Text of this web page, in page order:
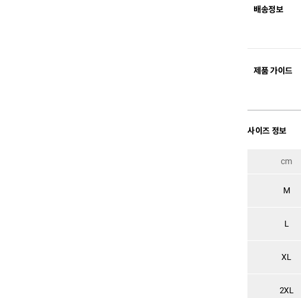
배송정보
제품 가이드
사이즈 정보
cm
M
L
XL
2XL